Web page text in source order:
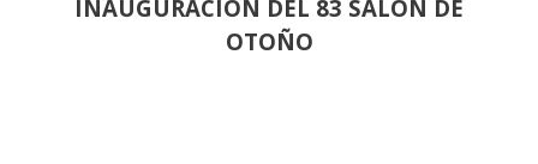
INAUGURACIÓN DEL 83 SALON DE
OTOÑO